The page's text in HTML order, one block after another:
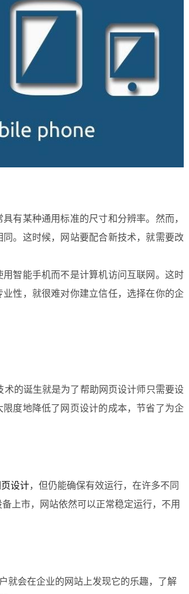
有某种通用标准的尺寸和分辨率。然而，
。这时候，网站要配合新技术，就需要改
智能手机而不是计算机访问互联网。这时
性，就很难对你建立信任，选择在你的企
的诞生就是为了帮助网页设计师只需要设
度地降低了网页设计的成本，节省了为企
页设计，但仍能确保有效运行，在许多不同
上市，网站依然可以正常稳定运行，不用
就会在企业的网站上发现它的乐趣，了解